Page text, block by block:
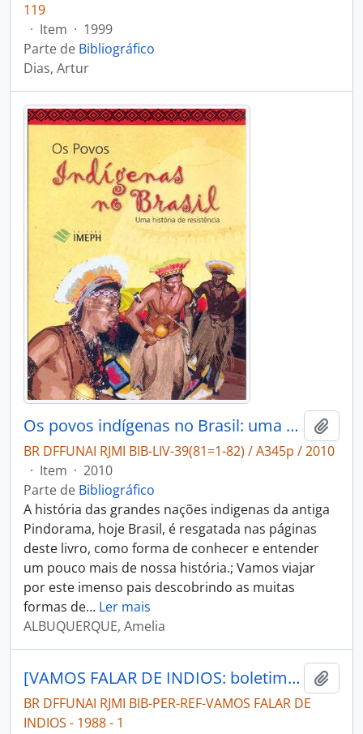
119
· Item · 1999
Parte de Bibliográfico
Dias, Artur
Os povos indígenas no Brasil: uma história de resistência.
BR DFFUNAI RJMI BIB-LIV-39(81=1-82) / A345p / 2010
· Item · 2010
Parte de Bibliográfico
A história das grandes nações indigenas da antiga
Pindorama, hoje Brasil, é resgatada nas páginas
deste livro, como forma de conhecer e entender
um pouco mais de nossa história.; Vamos viajar
por este imenso pais descobrindo as muitas
formas de… Ler mais
ALBUQUERQUE, Amelia
[VAMOS FALAR DE INDIOS: boletim informativo da FUNAI]
BR DFFUNAI RJMI BIB-PER-REF-VAMOS FALAR DE
INDIOS - 1988 - 1